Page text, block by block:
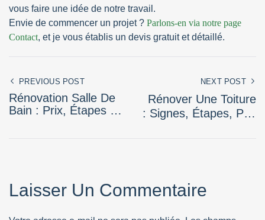
vous faire une idée de notre travail.
Envie de commencer un projet ? Parlons-en via notre page
Contact, et je vous établis un devis gratuit et détaillé.
PREVIOUS POST
Rénovation Salle De
Bain : Prix, Étapes Et
NEXT POST
Rénover Une Toiture
: Signes, Étapes, Prix
Laisser Un Commentaire